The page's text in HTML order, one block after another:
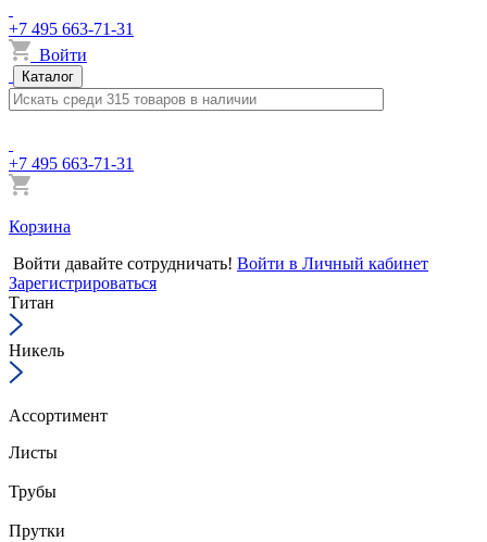
+7 495 663-71-31
Войти
Каталог
+7 495 663-71-31
Корзина
Войти давайте сотрудничать! Войти в Личный кабинет
Зарегистрироваться
Титан
Никель
Ассортимент
Листы
Трубы
Прутки